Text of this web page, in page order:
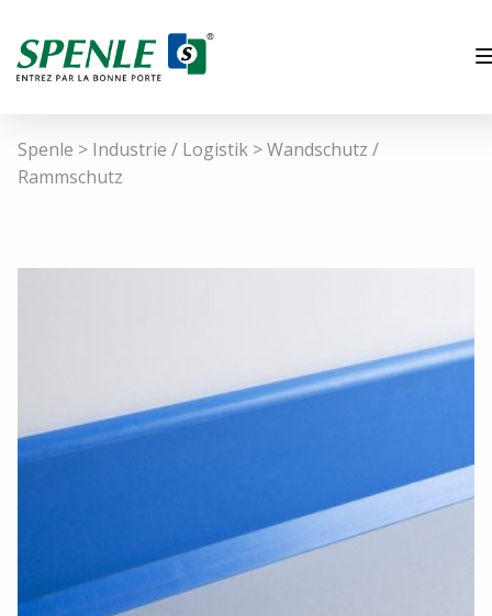
Großküchen / Restaurants
Industrie / Logistik
Spenle > Industrie / Logistik >Wandschutz /
Rammschutz